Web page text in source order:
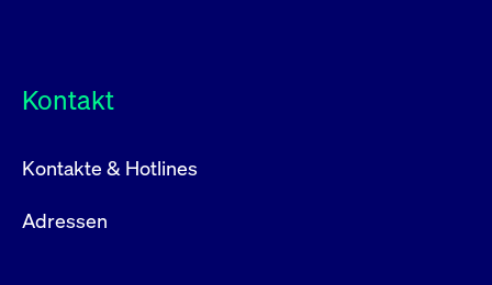
Kontakt
Kontakte & Hotlines
Adressen